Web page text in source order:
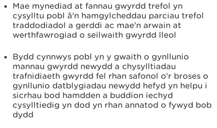
Mae mynediad at fannau gwyrdd trefol yn
cysylltu pobl â'n hamgylcheddau parciau trefol
traddodiadol a gerddi ac mae'n arwain at
werthfawrogiad o seilwaith gwyrdd lleol
Bydd cynnwys pobl yn y gwaith o gynllunio
mannau gwyrdd newydd a chysylltiadau
trafnidiaeth gwyrdd fel rhan safonol o'r broses o
gynllunio datblygiadau newydd hefyd yn helpu i
sicrhau bod hamdden a buddion iechyd
cysylltiedig yn dod yn rhan annatod o fywyd bob
dydd